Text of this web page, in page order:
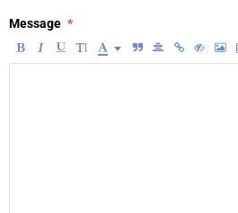
Message